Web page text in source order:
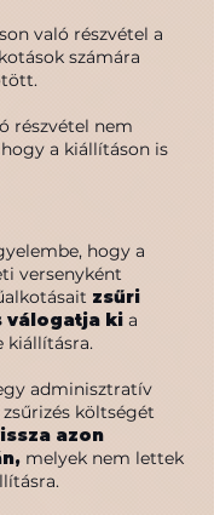
való részvétel a
számára
részvétel nem
a kiállításon is
hogy a
versenyként
zsűri
válogatja ki a
kiállításra.
adminisztratív
költségét
azon
melyek nem lettek